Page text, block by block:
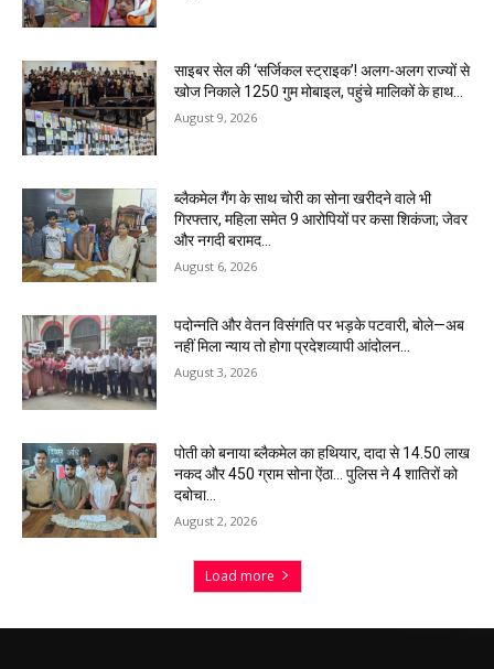
साइबर सेल की ‘सर्जिकल स्ट्राइक’! अलग-अलग राज्यों से
खोज निकाले 1250 गुम मोबाइल, पहुंचे मालिकों के हाथ…
August 9, 2026
ब्लैकमेल गैंग के साथ चोरी का सोना खरीदने वाले भी
गिरफ्तार, महिला समेत 9 आरोपियों पर कसा शिकंजा; जेवर
और नगदी बरामद…
August 6, 2026
पदोन्नति और वेतन विसंगति पर भड़के पटवारी, बोले—अब
नहीं मिला न्याय तो होगा प्रदेशव्यापी आंदोलन…
August 3, 2026
पोती को बनाया ब्लैकमेल का हथियार, दादा से 14.50 लाख
नकद और 450 ग्राम सोना ऐंठा… पुलिस ने 4 शातिरों को
दबोचा…
August 2, 2026
Load more